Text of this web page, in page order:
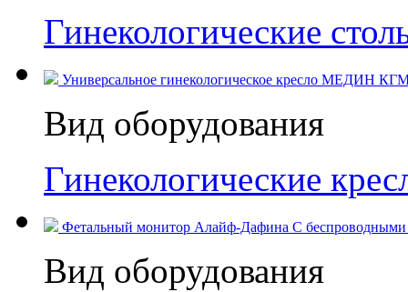
Гинекологические
Универсальное гинекологическое кресло МЕДИН
Вид оборудования
Гинекологические
Фетальный монитор Алайф-Дафина С беспроводными
Вид оборудования